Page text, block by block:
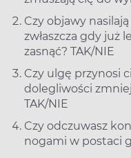
Czy objawy
zwłaszcza gdy już
zasnąć? TAK/NIE
Czy ulgę przynosi
dolegliwości
TAK/NIE
Czy odczuwasz
nogami w postaci